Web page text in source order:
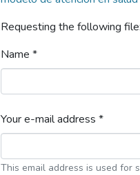
Requesting the following
Name *
Your e-mail address *
This email address is used for